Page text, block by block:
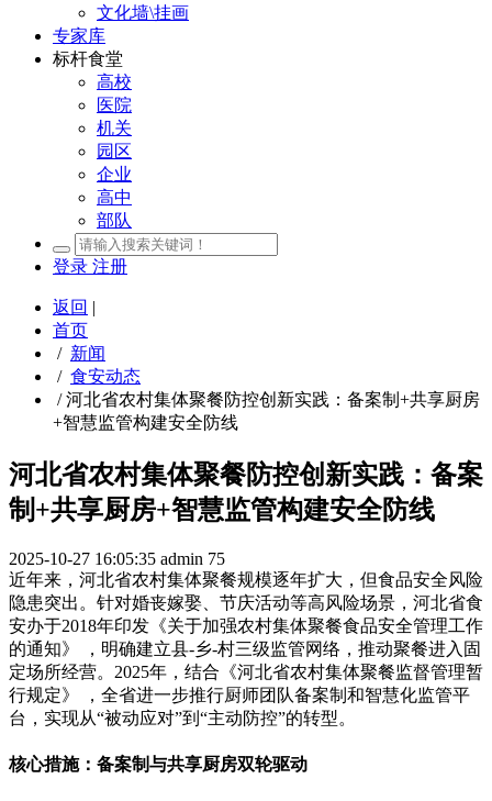
文化墙\挂画
专家库
标杆食堂
高校
医院
机关
园区
企业
高中
部队
登录 注册
返回 |
首页
/ 新闻
/ 食安动态
/河北省农村集体聚餐防控创新实践：备案制+共享厨房
+智慧监管构建安全防线
河北省农村集体聚餐防控创新实践：备案
制+共享厨房+智慧监管构建安全防线
2025-10-27 16:05:35 admin 75
近年来，河北省农村集体聚餐规模逐年扩大，但食品安全风险
隐患突出。针对婚丧嫁娶、节庆活动等高风险场景，河北省食
安办于2018年印发《关于加强农村集体聚餐食品安全管理工作
的通知》 ，明确建立县-乡-村三级监管网络，推动聚餐进入固
定场所经营。2025年，结合《河北省农村集体聚餐监督管理暂
行规定》 ，全省进一步推行厨师团队备案制和智慧化监管平
台，实现从“被动应对”到“主动防控”的转型。
核心措施：备案制与共享厨房双轮驱动